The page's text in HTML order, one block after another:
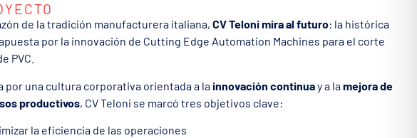
de la tradición manufacturera italiana, CV Teloni mira al futuro: la histórica
por la innovación de Cutting Edge Automation Machines para el corte
PVC.
por una cultura corporativa orientada a lainnovación continuay a lamejora de
productivos, CV Teloni se marcó tres objetivos clave:
la eficiencia de las operaciones